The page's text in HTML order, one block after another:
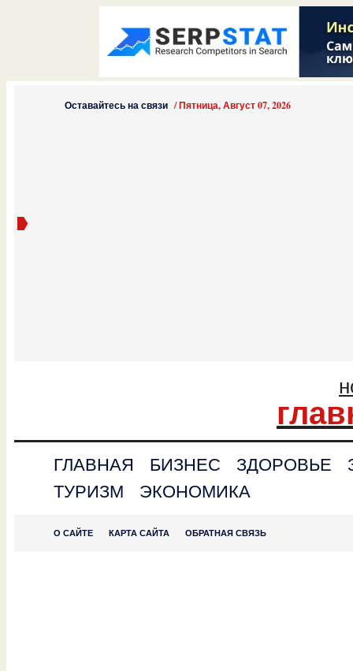
Оставайтесь на связи /Пятница, Август 07, 2026
ГЛАВНАЯ БИЗНЕС ЗДОРОВЬЕ
ТУРИЗМ
ЭКОНОМИКА
О САЙТЕ КАРТА САЙТА ОБРАТНАЯ СВЯЗЬ